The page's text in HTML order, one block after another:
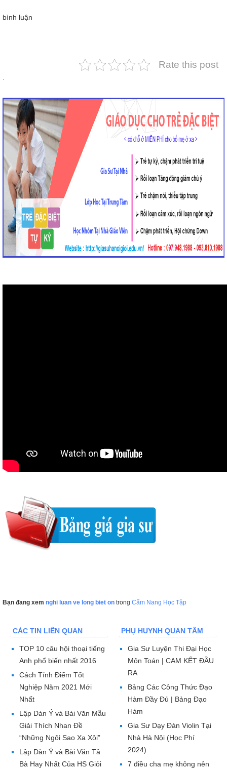
bình luận
Rate this post
Bạn đang xem nghi luan ve long biet on trong Cẩm Nang Học Tập
CÁC TIN LIÊN QUAN
TOP 10 câu hội thoại tiếng
Anh phổ biến nhất 2016
Cách Tính Điểm Tốt
Nghiệp Năm 2021 Mới
Nhất
Lập Dàn Ý và Bài Văn Mẫu
Giải Thích Nhan Đề
“Những Ngôi Sao Xa Xôi”
Lập Dàn Ý và Bài Văn Tả
Bà Hay Nhất Của HS Giỏi
PHỤ HUYNH QUAN TÂM
Gia Sư Luyện Thi Đại Học
Môn Toán | CAM KẾT ĐẦU
RA
Bảng Các Công Thức Đạo
Hàm Đầy Đủ | Bảng Đạo
Hàm
Gia Sư Dạy Đàn Violin Tại
Nhà Hà Nội (Học Phí
2024)
7 điều cha mẹ không nên